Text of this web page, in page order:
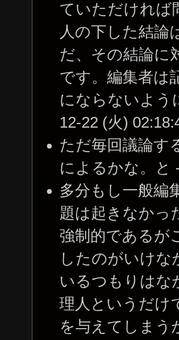
ていただければ
人の下した結論
だ、その結論に
です。編集者は
にならないよう
12-22 (火)
ただ毎回議論す
によるかな。と
多分もし一般編
題は起きなかっ
強制的であるが
したのがいけな
いるつもりはな
理人というだけ
を与えてしまう